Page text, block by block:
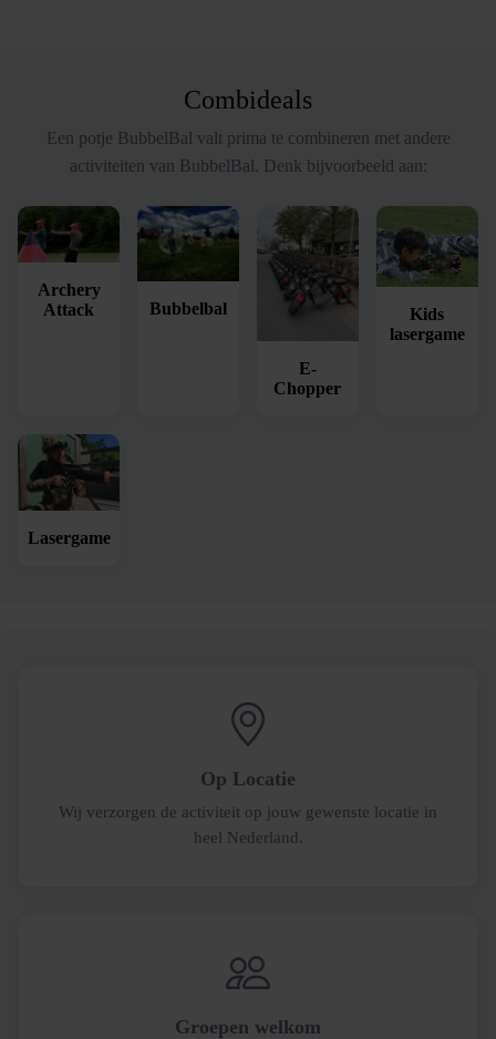
Combideals
Een potje BubbelBal valt prima te combineren met andere
activiteiten van BubbelBal. Denk bijvoorbeeld aan:
Archery
Attack
Bubbelbal
E-
Chopper
Kids
lasergame
Lasergame
Op Locatie
Wij verzorgen de activiteit op jouw gewenste locatie in
heel Nederland.
Groepen welkom